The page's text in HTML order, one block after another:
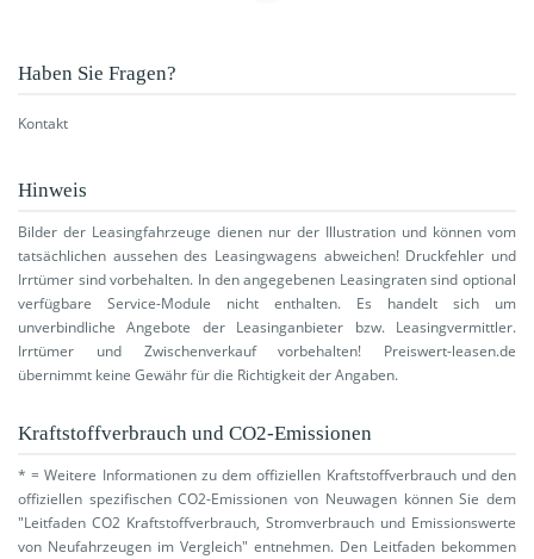
Haben Sie Fragen?
Kontakt
Hinweis
Bilder der Leasingfahrzeuge dienen nur der Illustration und können vom
tatsächlichen aussehen des Leasingwagens abweichen! Druckfehler und
Irrtümer sind vorbehalten. In den angegebenen Leasingraten sind optional
verfügbare Service-Module nicht enthalten. Es handelt sich um
unverbindliche Angebote der Leasinganbieter bzw. Leasingvermittler.
Irrtümer und Zwischenverkauf vorbehalten! Preiswert-leasen.de
übernimmt keine Gewähr für die Richtigkeit der Angaben.
Kraftstoffverbrauch und CO2-Emissionen
* = Weitere Informationen zu dem offiziellen Kraftstoffverbrauch und den
offiziellen spezifischen CO2-Emissionen von Neuwagen können Sie dem
"Leitfaden CO2 Kraftstoffverbrauch, Stromverbrauch und Emissionswerte
von Neufahrzeugen im Vergleich" entnehmen. Den Leitfaden bekommen